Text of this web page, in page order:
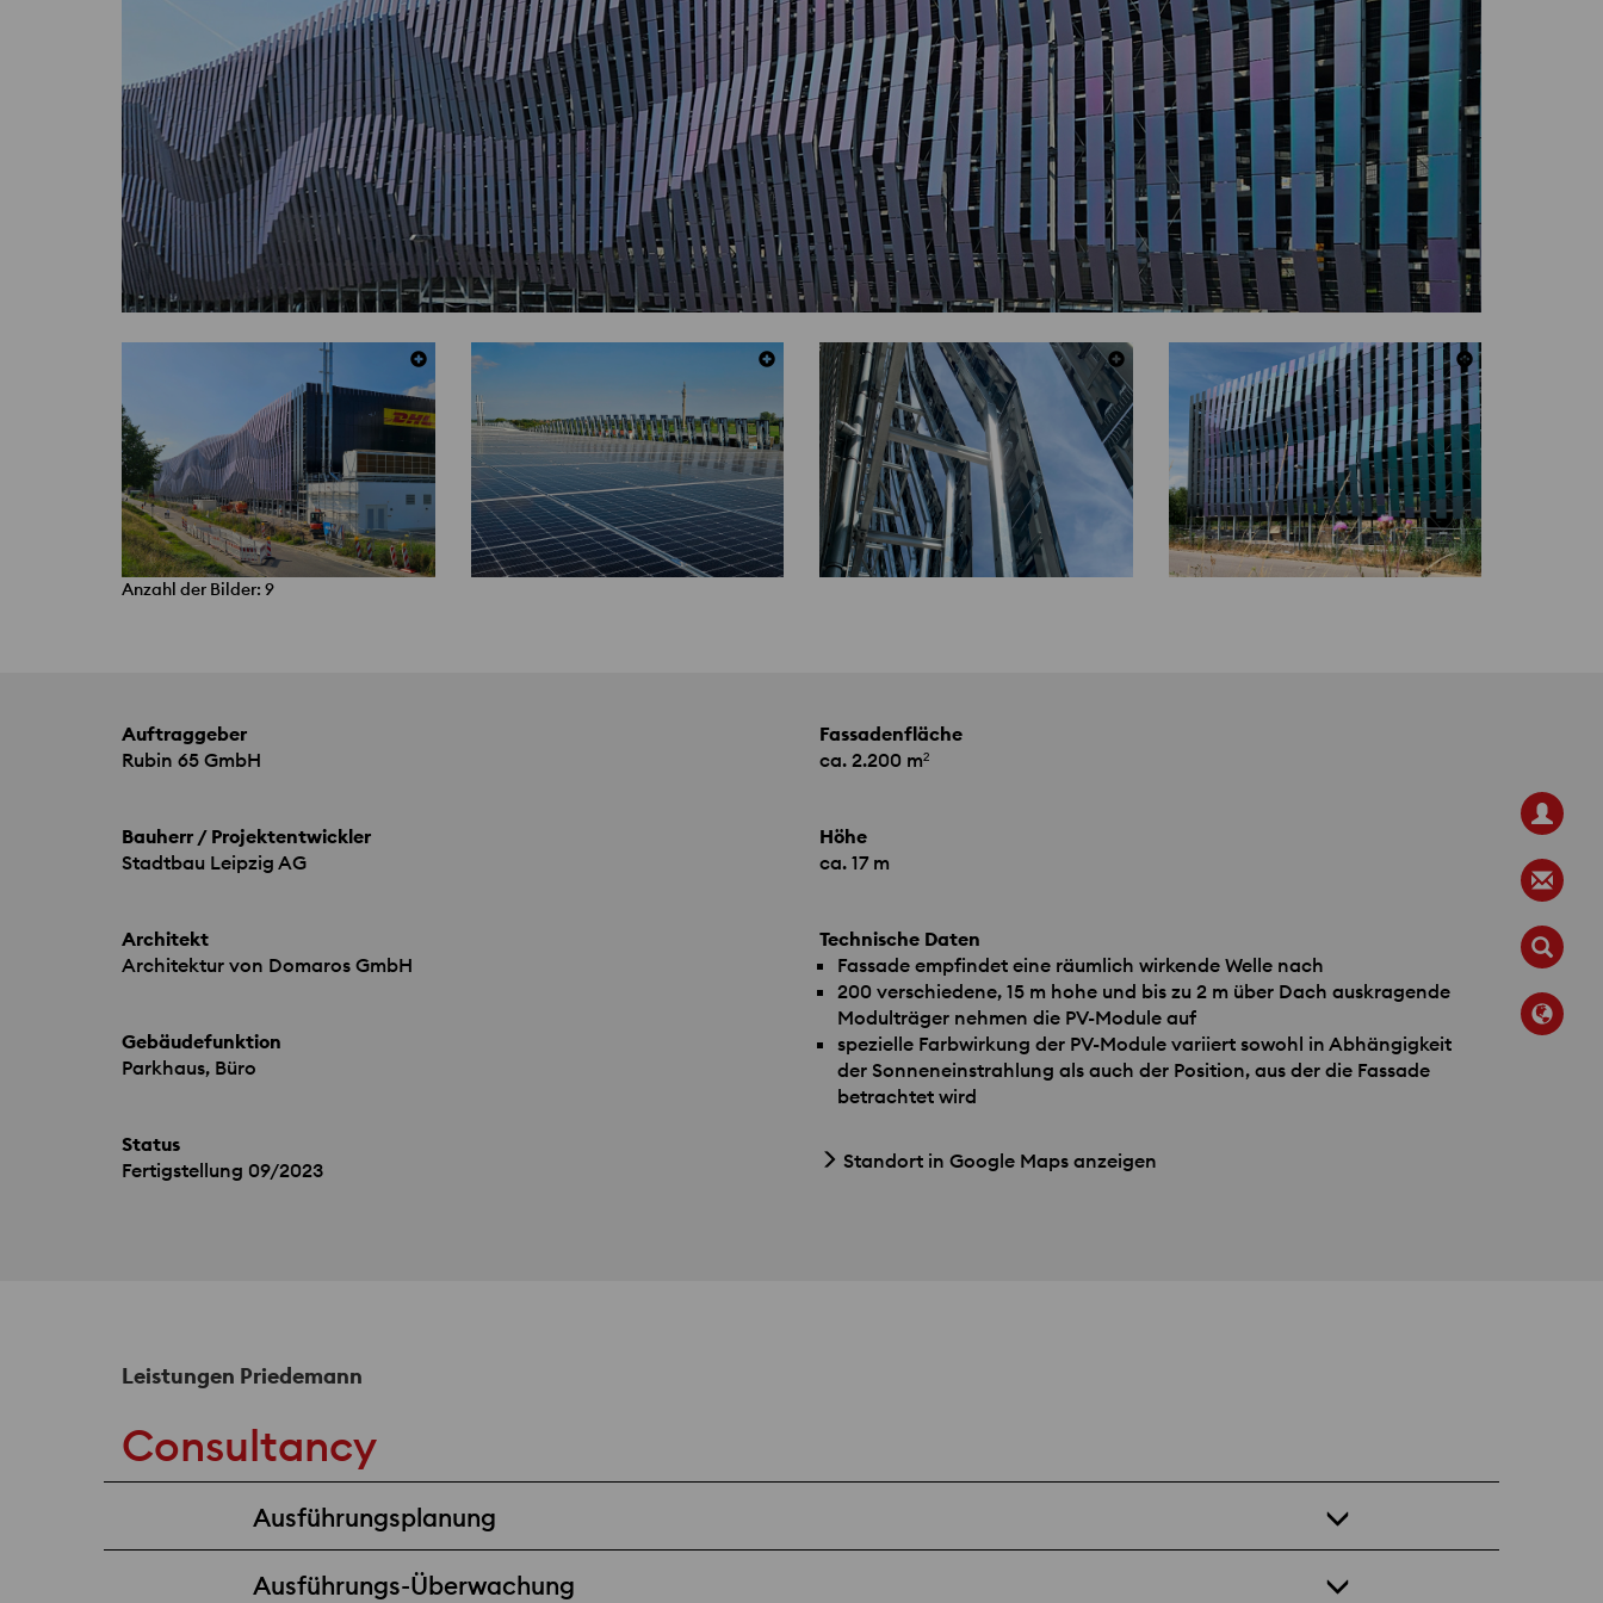
Anzahl der Bilder: 9
Auftraggeber
Rubin 65 GmbH
Bauherr / Projektentwickler
Stadtbau Leipzig AG
Architekt
Architektur von Domaros GmbH
Gebäudefunktion
Parkhaus, Büro
Status
Fertigstellung 09/2023
Fassadenfläche
ca. 2.200 m²
Höhe
ca. 17 m
Technische Daten
Fassade empfindet eine räumlich wirkende Welle nach
200 verschiedene, 15 m hohe und bis zu 2 m über Dach auskragende
Modulträger nehmen die PV-Module auf
spezielle Farbwirkung der PV-Module variiert sowohl in Abhängigkeit
der Sonneneinstrahlung als auch der Position, aus der die Fassade
betrachtet wird
Standort in Google Maps anzeigen
Leistungen Priedemann
Consultancy
Ausführungsplanung
Ausführungs-Überwachung